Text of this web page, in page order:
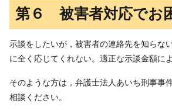
第６ 被害者対応でお
示談をしたいが，被害者の連絡先を知らな
に全く応じてくれない。適正な示談金額に
そのような方は，弁護士法人あいち刑事事
相談ください。